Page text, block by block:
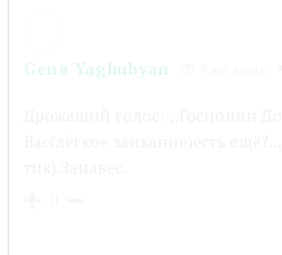
Gena Yaghubyan